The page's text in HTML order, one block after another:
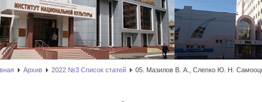
Архив 2022 №3 Список статей
05. Мазилов В. А., Слепко Ю. Н.